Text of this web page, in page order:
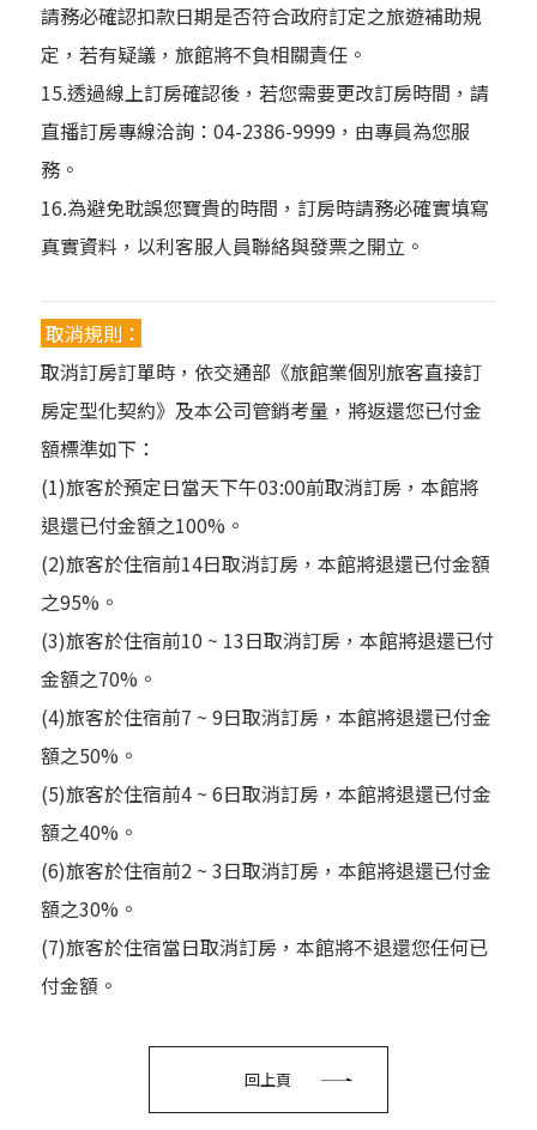
請務必確認扣款日期是否符合政府訂定之旅遊補助規
定，若有疑議，旅館將不負相關責任。
15.透過線上訂房確認後，若您需要更改訂房時間，請
直播訂房專線洽詢：04-2386-9999，由專員為您服
務。
16.為避免耽誤您寶貴的時間，訂房時請務必確實填寫
真實資料，以利客服人員聯絡與發票之開立。
取消規則：
取消訂房訂單時，依交通部《旅館業個別旅客直接訂
房定型化契約》及本公司管銷考量，將返還您已付金
額標準如下：
(1)旅客於預定日當天下午03:00前取消訂房，本館將
退還已付金額之100%。
(2)旅客於住宿前14日取消訂房，本館將退還已付金額
之95%。
(3)旅客於住宿前10 ~ 13日取消訂房，本館將退還已付
金額之70%。
(4)旅客於住宿前7 ~ 9日取消訂房，本館將退還已付金
額之50%。
(5)旅客於住宿前4 ~ 6日取消訂房，本館將退還已付金
額之40%。
(6)旅客於住宿前2 ~ 3日取消訂房，本館將退還已付金
額之30%。
(7)旅客於住宿當日取消訂房，本館將不退還您任何已
付金額。
回上頁